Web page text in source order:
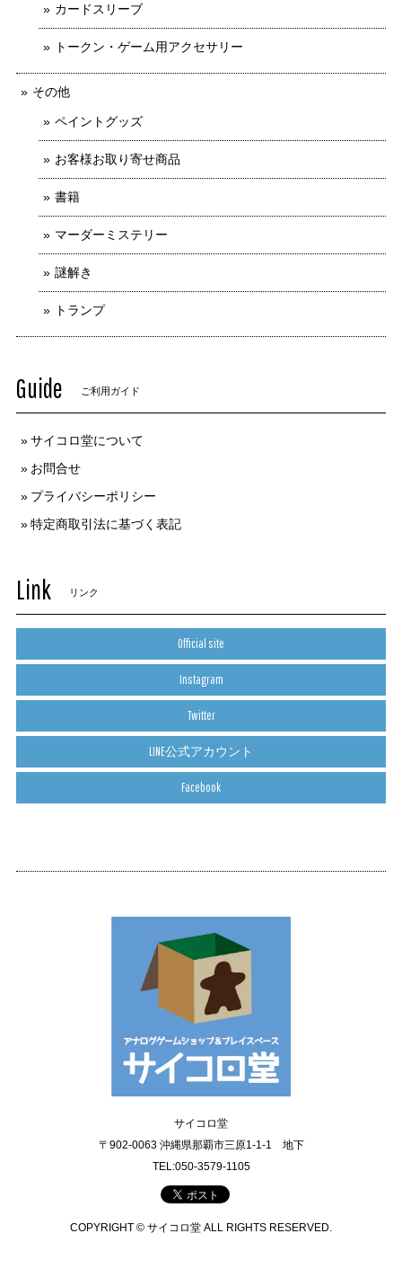
カードスリーブ
トークン・ゲーム用アクセサリー
その他
ペイントグッズ
お客様お取り寄せ商品
書籍
マーダーミステリー
謎解き
トランプ
Guide ご利用ガイド
サイコロ堂について
お問合せ
プライバシーポリシー
特定商取引法に基づく表記
Link リンク
Official site
Instagram
Twitter
LINE公式アカウント
Facebook
サイコロ堂
〒902-0063 沖縄県那覇市三原1-1-1 地下
TEL:050-3579-1105
COPYRIGHT © サイコロ堂 ALL RIGHTS RESERVED.